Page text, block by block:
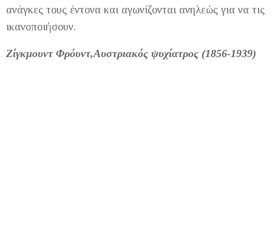
ανάγκες τους έντονα και αγωνίζονται ανηλεώς για να τις
ικανοποιήσουν.
Ζίγκμουντ Φρόυντ,Αυστριακός ψυχίατρος (1856-1939)